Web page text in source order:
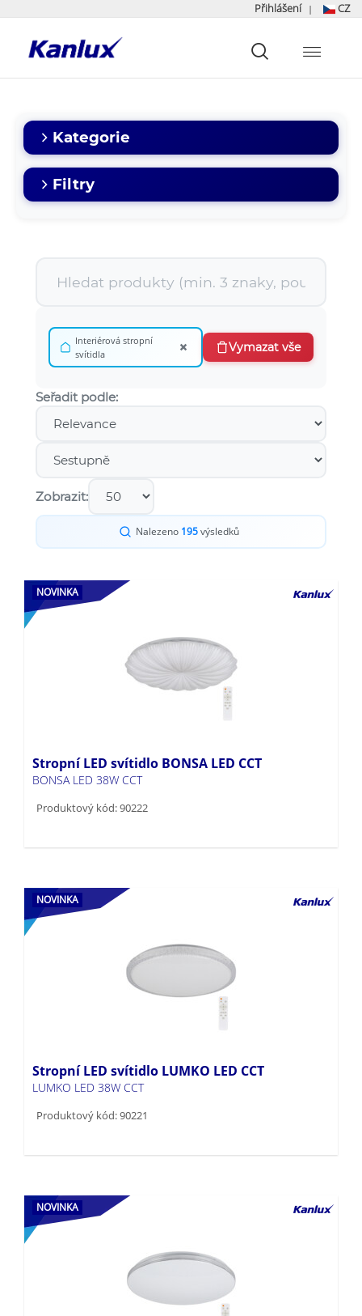
Přihlášení | CZ
główna
Kategorie
Filtry
Interiérová stropní
svítidla
× Vymazat vše
Seřadit podle:
Zobrazit:
Nalezeno 195výsledků
NOVINKA
Stropní LED svítidlo BONSA LED CCT
BONSA LED 38W CCT
Produktový kód: 90222
NOVINKA
Stropní LED svítidlo LUMKO LED CCT
LUMKO LED 38W CCT
Produktový kód: 90221
NOVINKA